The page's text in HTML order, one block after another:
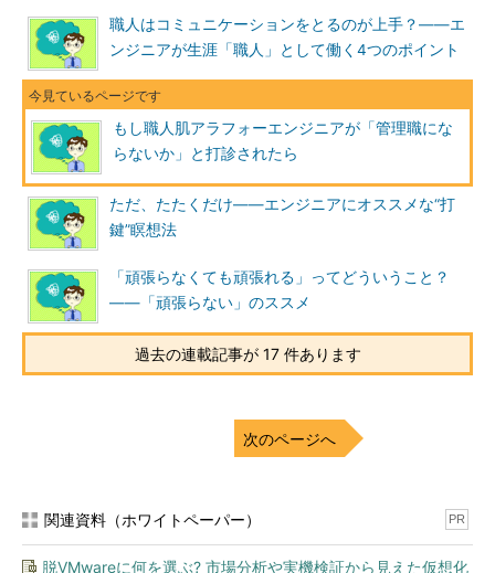
職人はコミュニケーションをとるのが上手？――エ
ンジニアが生涯「職人」として働く4つのポイント
もし職人肌アラフォーエンジニアが「管理職にな
らないか」と打診されたら
ただ、たたくだけ――エンジニアにオススメな“打
鍵”瞑想法
「頑張らなくても頑張れる」ってどういうこと？
――「頑張らない」のススメ
過去の連載記事が 17 件あります
次のページへ
関連資料（ホワイトペーパー） PR
脱VMwareに何を選ぶ? 市場分析や実機検証から見えた仮想化